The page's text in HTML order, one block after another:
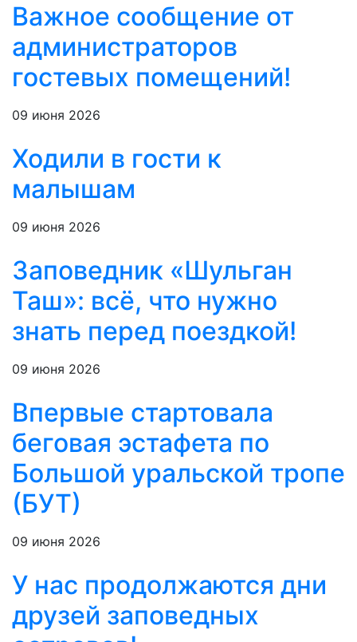
Важное сообщение от
администраторов
гостевых помещений!
09 июня 2026
Ходили в гости к
малышам
09 июня 2026
Заповедник «Шульган
Таш»: всё, что нужно
знать перед поездкой!
09 июня 2026
Впервые стартовала
беговая эстафета по
Большой уральской тропе
(БУТ)
09 июня 2026
У нас продолжаются дни
друзей заповедных